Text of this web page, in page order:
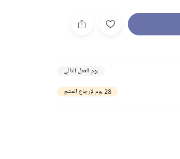
يوم العمل التالي
28 يوم لإرجاع المنتج